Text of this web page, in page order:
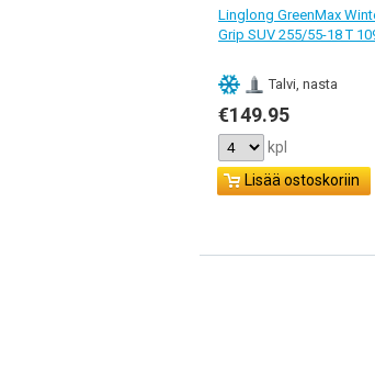
Linglong GreenMax
Grip SUV 255/55-18 T
Talvi, nasta
€149.95
kpl
Lisää ostoskoriin